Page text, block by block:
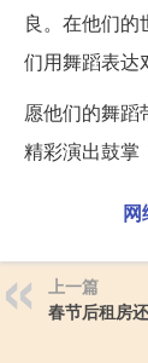
良。在他们
们用舞蹈表达
愿他们的舞蹈
精彩演出鼓掌
网
上一篇
春节后租房